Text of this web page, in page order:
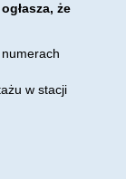
że
w stacji